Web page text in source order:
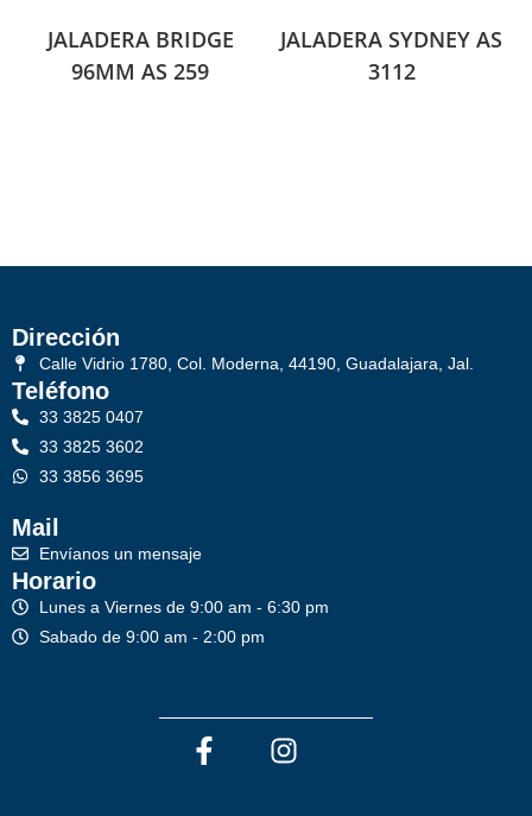
JALADERA BRIDGE
96MM AS 259
JALADERA SYDNEY AS
3112
Dirección
Calle Vidrio 1780, Col. Moderna, 44190, Guadalajara, Jal.
Teléfono
33 3825 0407
33 3825 3602
33 3856 3695
Mail
Envíanos un mensaje
Horario
Lunes a Viernes de 9:00 am - 6:30 pm
Sabado de 9:00 am - 2:00 pm